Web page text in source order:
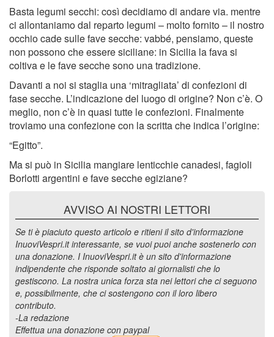
Basta legumi secchi: così decidiamo di andare via. mentre
ci allontaniamo dal reparto legumi – molto fornito – il nostro
occhio cade sulle fave secche: vabbé, pensiamo, queste
non possono che essere siciliane: in Sicilia la fava si
coltiva e le fave secche sono una tradizione.
Davanti a noi si staglia una ‘mitragliata’ di confezioni di
fase secche. L’indicazione del luogo di origine? Non c’è. O
meglio, non c’è in quasi tutte le confezioni. Finalmente
troviamo una confezione con la scritta che indica l’origine:
“Egitto”.
Ma si può in Sicilia mangiare lenticchie canadesi, fagioli
Borlotti argentini e fave secche egiziane?
AVVISO AI NOSTRI LETTORI
Se ti è piaciuto questo articolo e ritieni il sito d'informazione
InuoviVespri.it interessante, se vuoi puoi anche sostenerlo con
una donazione. I InuoviVespri.it è un sito d'informazione
indipendente che risponde soltato ai giornalisti che lo
gestiscono. La nostra unica forza sta nei lettori che ci seguono
e, possibilmente, che ci sostengono con il loro libero
contributo.
-La redazione
Effettua una donazione con paypal